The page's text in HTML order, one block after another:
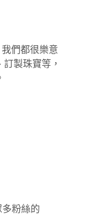
們都很樂意
製珠寶等，
粉絲的